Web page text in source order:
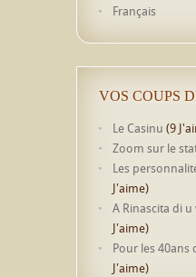
Français
VOS COUPS
Le Casinu (9
Zoom sur le
Les
J'aime)
A Rinascita di
J'aime)
Pour les 40ans
J'aime)